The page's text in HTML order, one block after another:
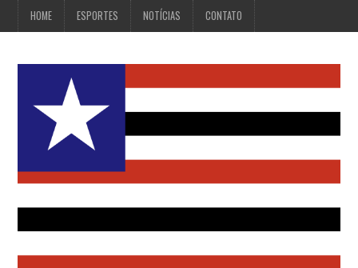
HOME ESPORTES NOTÍCIAS CONTATO